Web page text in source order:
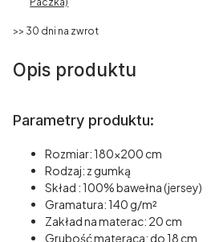
>> 30 dni na zwrot
Opis produktu
Parametry produktu:
Rozmiar: 180x200 cm
Rodzaj: z gumką
Skład : 100% bawełna (jersey)
Gramatura: 140 g/m²
Zakład na materac: 20 cm
Grubość materaca: do 18 cm